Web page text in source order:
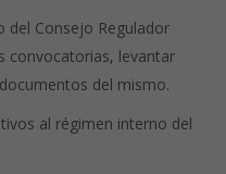
del Consejo Regulador
convocatorias, levantar
del mismo.
al régimen interno del